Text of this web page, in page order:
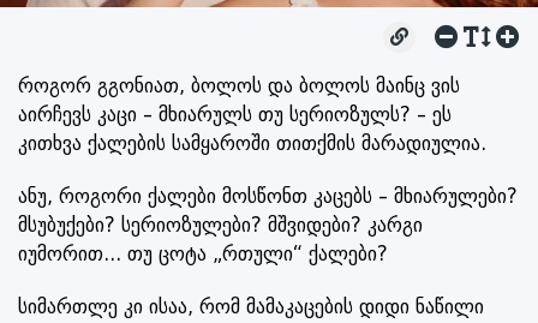
როგორ გგონიათ, ბოლოს და ბოლოს მაინც ვის
აირჩევს კაცი – მხიარულს თუ სერიოზულს? – ეს
კითხვა ქალების სამყაროში თითქმის მარადიულია.
ანუ, როგორი ქალები მოსწონთ კაცებს – მხიარულები?
მსუბუქები? სერიოზულები? მშვიდები? კარგი
იუმორით... თუ ცოტა „რთული“ ქალები?
სიმართლე კი ისაა, რომ მამაკაცების დიდი ნაწილი